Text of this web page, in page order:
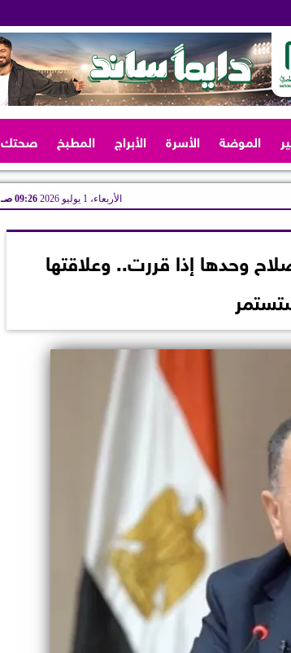
الموضة الأسرة الأبراج المطبخ صحتك
الأربعاء، 1 يوليو 2026 09:26 صـ
وحدها إذا قررت.. وعلاقتها